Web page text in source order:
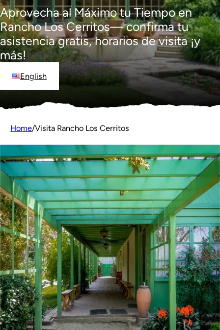
Aprovecha al Máximo tu Tiempo en
Rancho Los Cerritos— confirma tu
asistencia gratis, horarios de visita ¡y
más!
English
Home/Visita Rancho Los Cerritos